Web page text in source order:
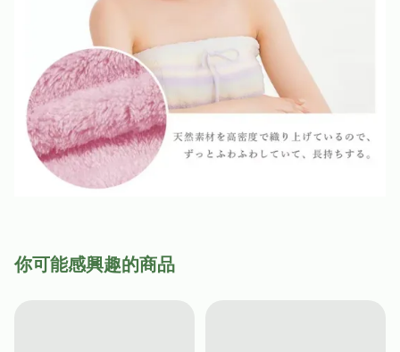
你可能感興趣的商品